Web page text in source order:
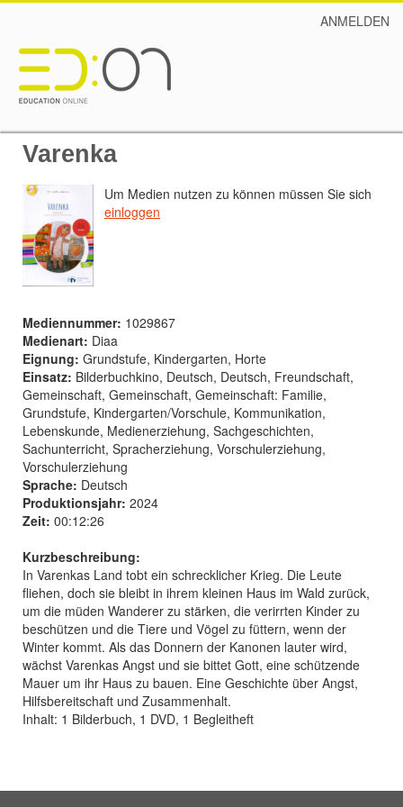
ANMELDEN
Varenka
Um Medien nutzen zu können müssen Sie sich
einloggen
Mediennummer: 1029867
Medienart: Diaa
Eignung: Grundstufe, Kindergarten, Horte
Einsatz: Bilderbuchkino, Deutsch, Deutsch, Freundschaft,
Gemeinschaft, Gemeinschaft, Gemeinschaft: Familie,
Grundstufe, Kindergarten/Vorschule, Kommunikation,
Lebenskunde, Medienerziehung, Sachgeschichten,
Sachunterricht, Spracherziehung, Vorschulerziehung,
Vorschulerziehung
Sprache: Deutsch
Produktionsjahr: 2024
Zeit: 00:12:26
Kurzbeschreibung:
In Varenkas Land tobt ein schrecklicher Krieg. Die Leute
fliehen, doch sie bleibt in ihrem kleinen Haus im Wald zurück,
um die müden Wanderer zu stärken, die verirrten Kinder zu
beschützen und die Tiere und Vögel zu füttern, wenn der
Winter kommt. Als das Donnern der Kanonen lauter wird,
wächst Varenkas Angst und sie bittet Gott, eine schützende
Mauer um ihr Haus zu bauen. Eine Geschichte über Angst,
Hilfsbereitschaft und Zusammenhalt.
Inhalt: 1 Bilderbuch, 1 DVD, 1 Begleitheft